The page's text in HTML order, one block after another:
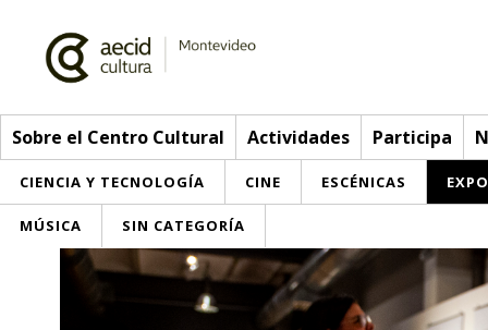
Sobre el Centro Cultural Actividades Participa
CIENCIA Y TECNOLOGÍA CINE ESCÉNICAS
MÚSICA SIN CATEGORÍA
Sobre el Centro Cultural
Red AECID
Actividades